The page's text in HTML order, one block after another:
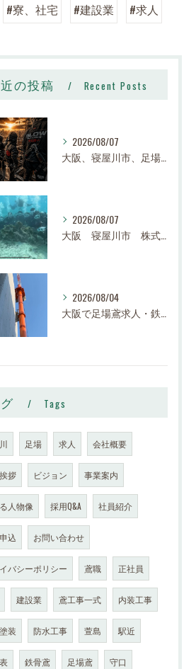
#寮、社宅 #建設業 #求人
の投稿 Recent Posts
2026/08/07
2026/08/07
2026/08/04
Tags
足場 求人 会社概要
拶 ビジョン 事業案内
人物像 採用Q&A 社員紹介
込 お問い合わせ
バシーポリシー 鳶職 正社員
建設業 鳶工事一式 内装工事
装 防水工事 萱島 駅近
鉄骨鳶 足場鳶 守口